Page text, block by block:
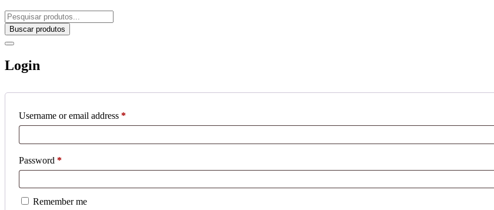
Buscar produtos
Login
Username or email address *
Password *
Remember me